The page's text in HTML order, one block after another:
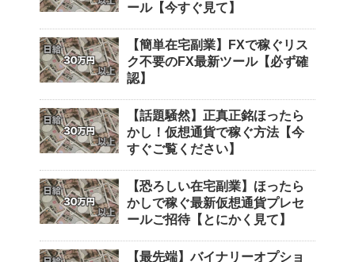
ール【今すぐ見て】
【簡単在宅副業】FXで稼ぐリス
ク不要のFX最新ツール【必ず確
認】
【話題騒然】正真正銘ほったら
かし！仮想通貨で稼ぐ方法【今
すぐご覧ください】
【恐ろしい在宅副業】ほったら
かしで稼ぐ最新仮想通貨プレセ
ールご招待【とにかく見て】
【最先端】バイナリーオプショ